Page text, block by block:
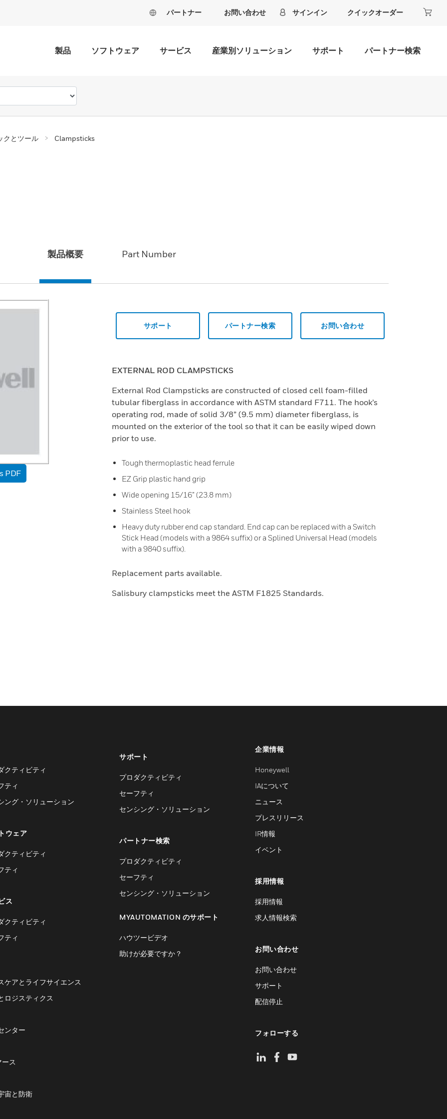
パートナー お問い合わせ サインイン クイックオーダー
製品 ソフトウェア サービス 産業別ソリューション サポート パートナー検索
クとツール Clampsticks
製品概要 Part Number
PDF
サポート パートナー検索 お問い合わせ
EXTERNAL ROD CLAMPSTICKS
External Rod Clampsticks are constructed of closed cell foam-filled
tubular fiberglass in accordance with ASTM standard F711. The hook’s
operating rod, made of solid 3/8” (9.5 mm) diameter fiberglass, is
mounted on the exterior of the tool so that it can be easily wiped down
prior to use.
Tough thermoplastic head ferrule
EZ Grip plastic hand grip
Wide opening 15/16” (23.8 mm)
Stainless Steel hook
Heavy duty rubber end cap standard. End cap can be replaced with a Switch
Stick Head (models with a 9864 suffix) or a Splined Universal Head (models
with a 9840 suffix).
Replacement parts available.
Salisbury clampsticks meet the ASTM F1825 Standards.
クティビティ
ティ
ング・ソリューション
ウェア
クティビティ
ティ
ス
クティビティ
ティ
ケアとライフサイエンス
ロジスティクス
ンター
ース
宙と防衛
サポート
プロダクティビティ
セーフティ
センシング・ソリューション
パートナー検索
プロダクティビティ
セーフティ
センシング・ソリューション
MYAUTOMATION のサポート
ハウツービデオ
助けが必要ですか？
企業情報
Honeywell
IAについて
ニュース
プレスリリース
IR情報
イベント
採用情報
採用情報
求人情報検索
お問い合わせ
お問い合わせ
サポート
配信停止
フォローする